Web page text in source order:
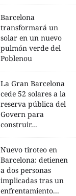
Barcelona
transformará un
solar en un nuevo
pulmón verde del
Poblenou
La Gran Barcelona
cede 52 solares a la
reserva pública del
Govern para
construir...
Nuevo tiroteo en
Barcelona: detienen
a dos personas
implicadas tras un
enfrentamiento...